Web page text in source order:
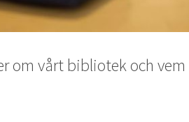
om vårt bibliotek och